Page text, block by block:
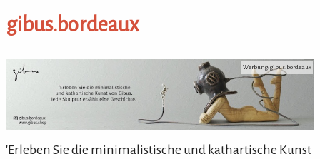
gibus.bordeaux
gibus.bordeaux Werbung: gibus.bordeaux
'Erleben Sie die minimalistische und kathartische Kunst